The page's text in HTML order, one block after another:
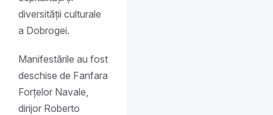
diversității culturale
a Dobrogei.
Manifestările au fost
deschise de Fanfara
Forțelor Navale,
dirijor Roberto